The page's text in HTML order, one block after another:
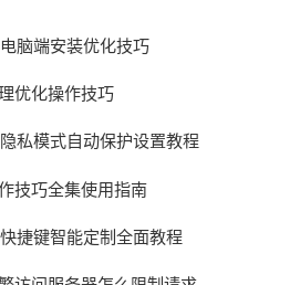
脑端安装优化技巧
优化操作技巧
私模式自动保护设置教程
技巧全集使用指南
捷键智能定制全面教程